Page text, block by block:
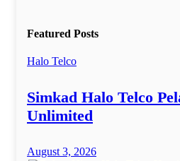
Featured Posts
Halo Telco
Simkad Halo Telco
Unlimited
August 3, 2026